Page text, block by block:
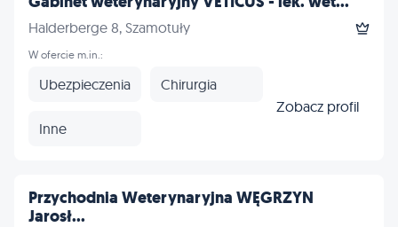
Halderberge 8, Szamotuły
W ofercie m.in.:
Ubezpieczenia Chirurgia
Inne
Zobacz profil
Przychodnia Weterynaryjna WĘGRZYN
Jarosł...